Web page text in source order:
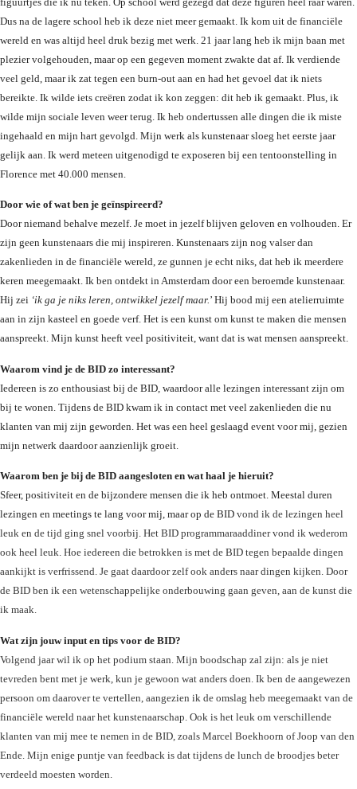
Dus na de lagere school heb ik deze niet meer gemaakt. Ik kom uit de financiële
wereld en was altijd heel druk bezig met werk. 21 jaar lang heb ik mijn baan met
plezier volgehouden, maar op een gegeven moment zwakte dat af. Ik verdiende
veel geld, maar ik zat tegen een burn-out aan en had het gevoel dat ik niets
bereikte. Ik wilde iets creëren zodat ik kon zeggen: dit heb ik gemaakt. Plus, ik
wilde mijn sociale leven weer terug. Ik heb ondertussen alle dingen die ik miste
ingehaald en mijn hart gevolgd. Mijn werk als kunstenaar sloeg het eerste jaar
gelijk aan. Ik werd meteen uitgenodigd te exposeren bij een tentoonstelling in
Florence met 40.000 mensen.
Door wie of wat ben je geïnspireerd?
Door niemand behalve mezelf. Je moet in jezelf blijven geloven en volhouden. Er
zijn geen kunstenaars die mij inspireren. Kunstenaars zijn nog valser dan
zakenlieden in de financiële wereld, ze gunnen je echt niks, dat heb ik meerdere
keren meegemaakt. Ik ben ontdekt in Amsterdam door een beroemde kunstenaar.
Hij zei ‘ik ga je niks leren, ontwikkel jezelf maar.’ Hij bood mij een atelierruimte
aan in zijn kasteel en goede verf. Het is een kunst om kunst te maken die mensen
aanspreekt. Mijn kunst heeft veel positiviteit, want dat is wat mensen aanspreekt.
Waarom vind je de BID zo interessant?
Iedereen is zo enthousiast bij de BID, waardoor alle lezingen interessant zijn om
bij te wonen. Tijdens de BID kwam ik in contact met veel zakenlieden die nu
klanten van mij zijn geworden. Het was een heel geslaagd event voor mij, gezien
mijn netwerk daardoor aanzienlijk groeit.
Waarom ben je bij de BID aangesloten en wat haal je hieruit?
Sfeer, positiviteit en de bijzondere mensen die ik heb ontmoet. Meestal duren
lezingen en meetings te lang voor mij, maar op de BID vond ik de lezingen heel
leuk en de tijd ging snel voorbij. Het BID programmaraaddiner vond ik wederom
ook heel leuk. Hoe iedereen die betrokken is met de BID tegen bepaalde dingen
aankijkt is verfrissend. Je gaat daardoor zelf ook anders naar dingen kijken. Door
de BID ben ik een wetenschappelijke onderbouwing gaan geven, aan de kunst die
ik maak.
Wat zijn jouw input en tips voor de BID?
Volgend jaar wil ik op het podium staan. Mijn boodschap zal zijn: als je niet
tevreden bent met je werk, kun je gewoon wat anders doen. Ik ben de aangewezen
persoon om daarover te vertellen, aangezien ik de omslag heb meegemaakt van de
financiële wereld naar het kunstenaarschap. Ook is het leuk om verschillende
klanten van mij mee te nemen in de BID, zoals Marcel Boekhoorn of Joop van den
Ende. Mijn enige puntje van feedback is dat tijdens de lunch de broodjes beter
verdeeld moesten worden.